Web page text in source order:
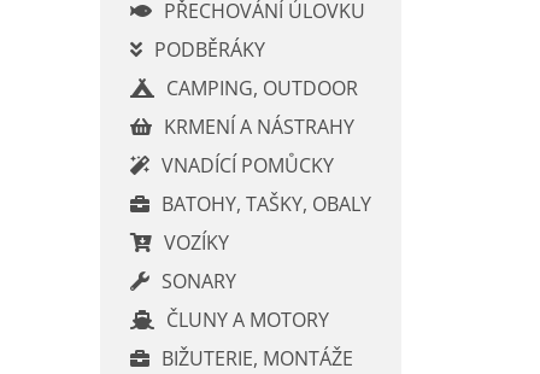
PŘECHOVÁNÍ ÚLOVKU
PODBĚRÁKY
CAMPING, OUTDOOR
KRMENÍ A NÁSTRAHY
VNADÍCÍ POMŮCKY
BATOHY, TAŠKY, OBALY
VOZÍKY
SONARY
ČLUNY A MOTORY
BIŽUTERIE, MONTÁŽE